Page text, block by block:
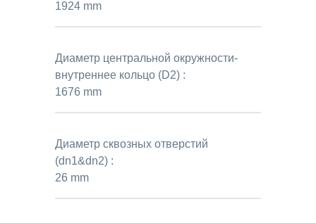
1924 mm
Диаметр центральной окружности-
внутреннее кольцо (D2) :
1676 mm
Диаметр сквозных отверстий
(dn1&dn2) :
26 mm